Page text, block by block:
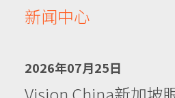
新闻中心
2026年07月25日